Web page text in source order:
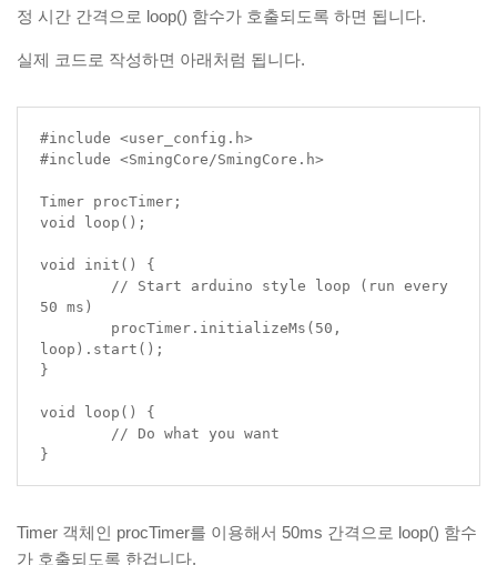
정 시간 간격으로 loop() 함수가 호출되도록 하면 됩니다.
실제 코드로 작성하면 아래처럼 됩니다.
#include <user_config.h>
#include <SmingCore/SmingCore.h>
Timer procTimer;
void loop();
void init() {
50 ms)
loop).start();
}
void loop() {
}
Timer 객체인 procTimer를 이용해서 50ms 간격으로 loop() 함수
가 호출되도록 한겁니다.